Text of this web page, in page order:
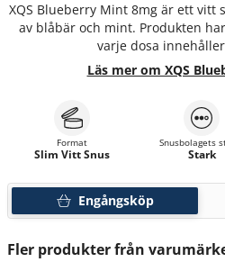
XQS Blueberry Mint 8mg är ett vitt
av blåbär och mint. Produkten
varje dosa
Läs mer om XQS
Engångsköp
Format
Slim Vitt Snus
Snusbolagets
Stark
Fler produkter från